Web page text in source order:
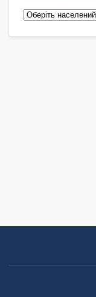
Педіатри